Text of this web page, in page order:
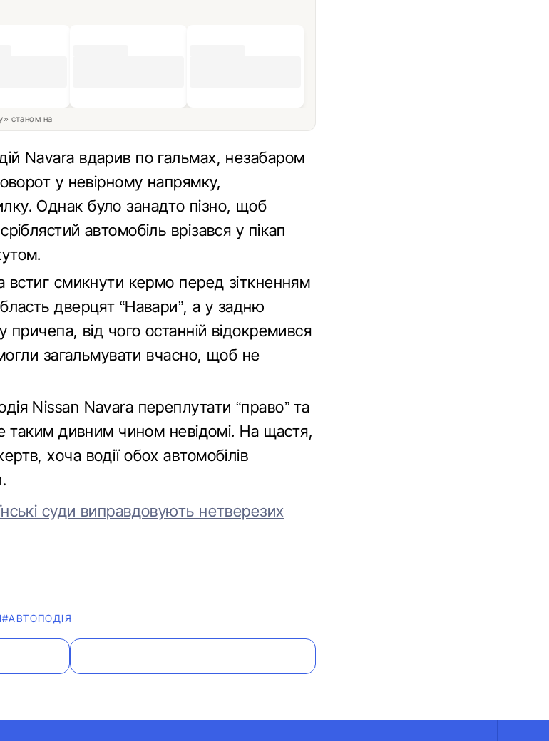
станом на
Navara вдарив по гальмах, незабаром
у невірному напрямку,
Однак було занадто пізно, щоб
автомобіль врізався у пікап
встиг смикнути кермо перед зіткненням
дверцят “Навари”, а у задню
причепа, від чого останній відокремився
загальмувати вчасно, щоб не
Nissan Navara переплутати “право” та
таким дивним чином невідомі. На щастя,
хоча водії обох автомобілів
суди виправдовують нетверезих
#АВТОПОДІЯ